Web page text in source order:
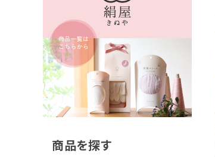
新着＆再入荷商品
カテゴリーから探す
ギフトを探す
ブランドから探す商品を探す